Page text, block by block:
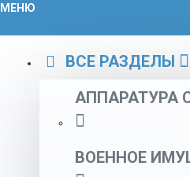
МЕНЮ
ВСЕ РАЗДЕЛЫ
АППАРАТУРА
ВОЕННОЕ